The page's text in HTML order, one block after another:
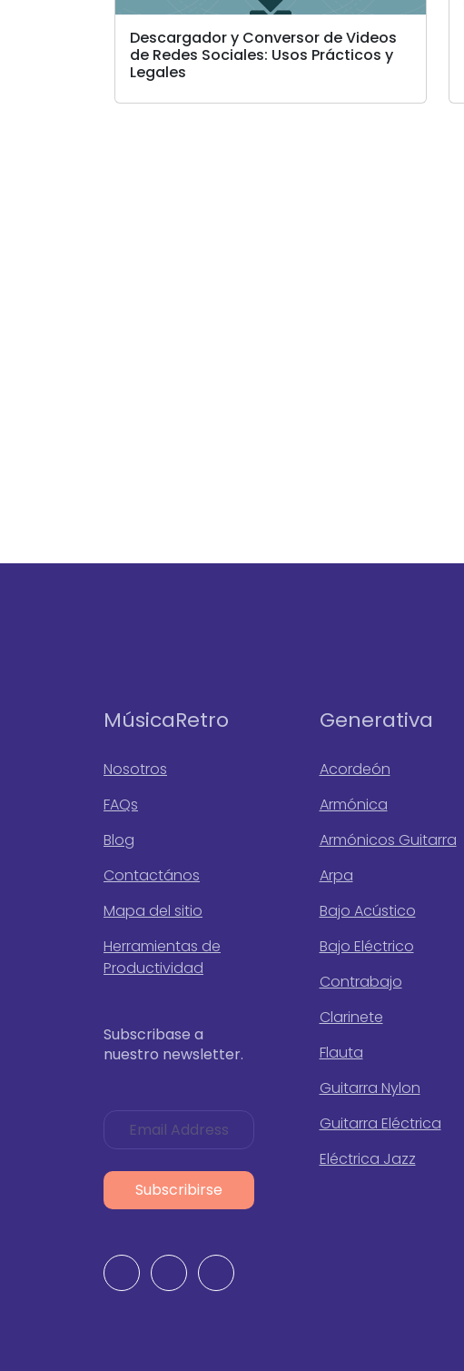
Descargador y Conversor de Videos
de Redes Sociales: Usos Prácticos y
Legales
MúsicaRetro
Nosotros
FAQs
Blog
Contactános
Mapa del sitio
Herramientas de
Productividad
Subscribase a
nuestro newsletter.
Subscribirse
Generativa
Acordeón
Armónica
Armónicos Guitarra
Arpa
Bajo Acústico
Bajo Eléctrico
Contrabajo
Clarinete
Flauta
Guitarra Nylon
Guitarra Eléctrica
Eléctrica Jazz